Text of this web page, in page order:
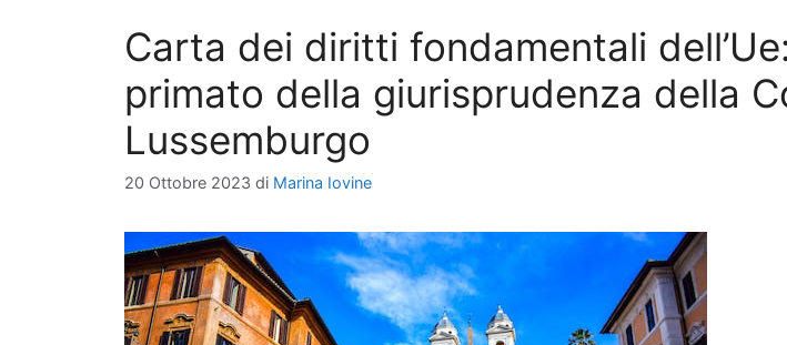
Carta dei diritti fondamentali
primato della giurisprudenza della
Lussemburgo
20 Ottobre 2023 di Marina Iovine